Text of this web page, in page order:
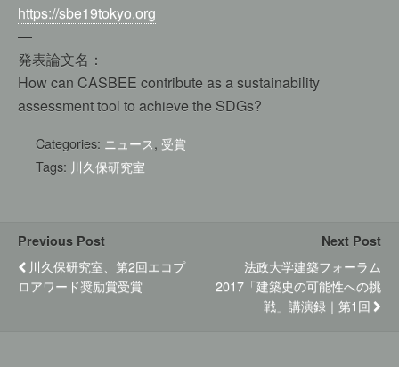
https://sbe19tokyo.org
—
発表論文名：
How can CASBEE contribute as a sustainability
assessment tool to achieve the SDGs?
Categories: ニュース, 受賞
Tags: 川久保研究室
Previous Post
川久保研究室、第2回エコプ
ロアワード奨励賞受賞
Next Post
法政大学建築フォーラム
2017「建築史の可能性への挑
戦」講演録｜第1回